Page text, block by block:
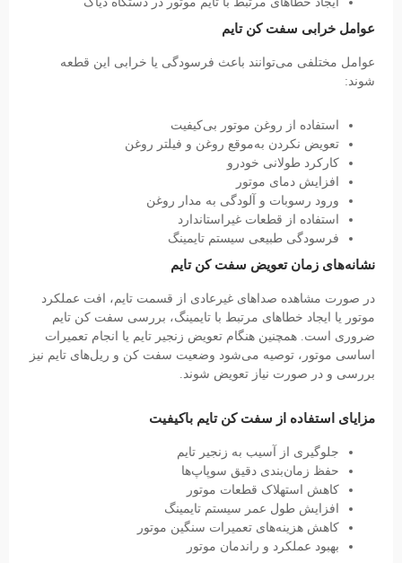
عوامل خرابی سفت کن تایم
عوامل مختلفی می‌توانند باعث فرسودگی یا خرابی این قطعه
شوند:
استفاده از روغن موتور بی‌کیفیت
تعویض نکردن به‌موقع روغن و فیلتر روغن
کارکرد طولانی خودرو
افزایش دمای موتور
ورود رسوبات و آلودگی به مدار روغن
استفاده از قطعات غیراستاندارد
فرسودگی طبیعی سیستم تایمینگ
نشانه‌های زمان تعویض سفت کن تایم
در صورت مشاهده صداهای غیرعادی از قسمت تایم، افت عملکرد
موتور یا ایجاد خطاهای مرتبط با تایمینگ، بررسی سفت کن تایم
ضروری است. همچنین هنگام تعویض زنجیر تایم یا انجام تعمیرات
اساسی موتور، توصیه می‌شود وضعیت سفت کن و ریل‌های تایم نیز
بررسی و در صورت نیاز تعویض شوند.
مزایای استفاده از سفت کن تایم باکیفیت
جلوگیری از آسیب به زنجیر تایم
حفظ زمان‌بندی دقیق سوپاپ‌ها
کاهش استهلاک قطعات موتور
افزایش طول عمر سیستم تایمینگ
کاهش هزینه‌های تعمیرات سنگین موتور
بهبود عملکرد و راندمان موتور